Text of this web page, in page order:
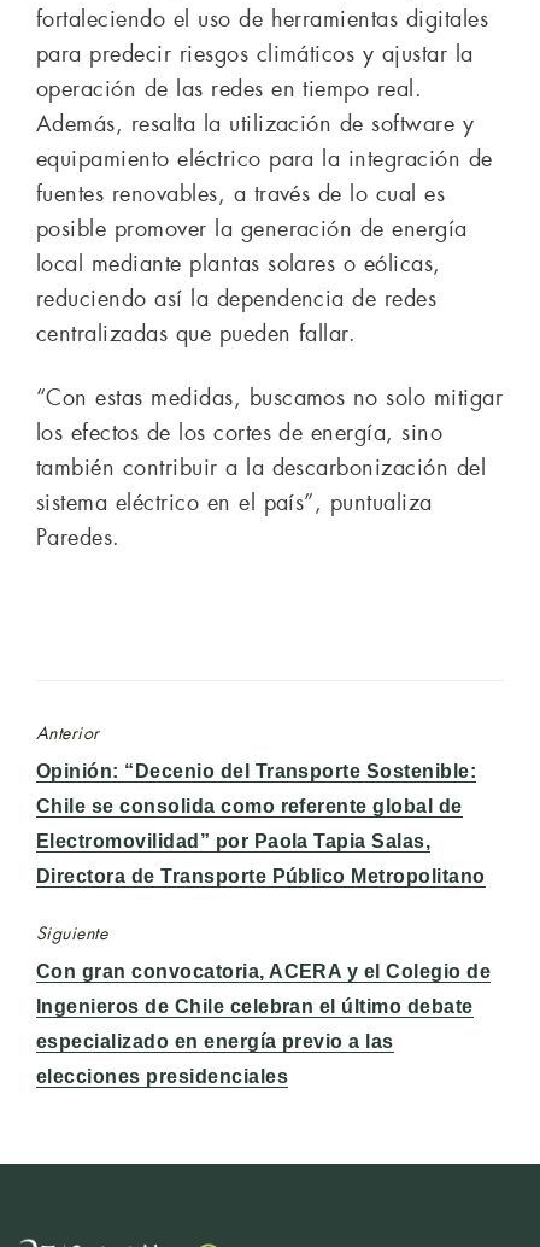
fortaleciendo el uso de herramientas digitales
para predecir riesgos climáticos y ajustar la
operación de las redes en tiempo real.
Además, resalta la utilización de software y
equipamiento eléctrico para la integración de
fuentes renovables, a través de lo cual es
posible promover la generación de energía
local mediante plantas solares o eólicas,
reduciendo así la dependencia de redes
centralizadas que pueden fallar.
“Con estas medidas, buscamos no solo mitigar
los efectos de los cortes de energía, sino
también contribuir a la descarbonización del
sistema eléctrico en el país”, puntualiza
Paredes.
Anterior
Entrada
anterior:
Opinión: “Decenio del Transporte Sostenible:
Chile se consolida como referente global de
Electromovilidad” por Paola Tapia Salas,
Directora de Transporte Público Metropolitano
Siguiente
Entrada
siguiente:
Con gran convocatoria, ACERA y el Colegio de
Ingenieros de Chile celebran el último debate
especializado en energía previo a las
elecciones presidenciales